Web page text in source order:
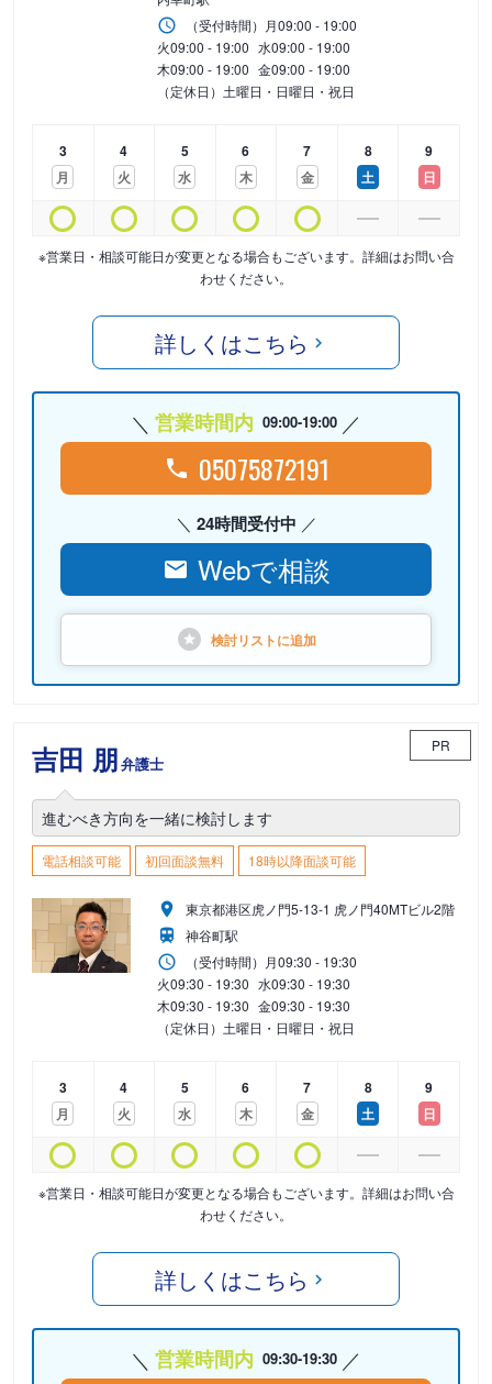
（受付時間） 月09:00 - 19:00
火09:00 - 19:00 水09:00 - 19:00
木09:00 - 19:00 金09:00 - 19:00
（定休日）土曜日・日曜日・祝日
3
月
4
火
5
水
6
木
7
金
8
土
9
日
※営業日・相談可能日が変更となる場合もございます。詳細はお問い合
わせください。
詳しくはこちら
営業時間内 09:00-19:00
05075872191
24時間受付中
Webで相談
検討リストに追加
吉田 朋弁護士
PR
進むべき方向を一緒に検討します
電話相談可能 初回面談無料 18時以降面談可能
東京都港区虎ノ門5-13-1 虎ノ門40MTビル2階
神谷町駅
（受付時間） 月09:30 - 19:30
火09:30 - 19:30 水09:30 - 19:30
木09:30 - 19:30 金09:30 - 19:30
（定休日）土曜日・日曜日・祝日
3
月
4
火
5
水
6
木
7
金
8
土
9
日
※営業日・相談可能日が変更となる場合もございます。詳細はお問い合
わせください。
詳しくはこちら
営業時間内 09:30-19:30